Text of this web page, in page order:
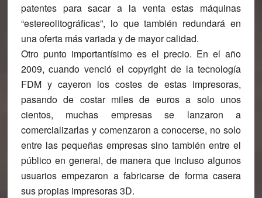
patentes para sacar a la venta estas máquinas
“estereolitográficas”, lo que también redundará en
una oferta más variada y de mayor calidad.
Otro punto importantísimo es el precio. En el año
2009, cuando venció el copyright de la tecnología
FDM y cayeron los costes de estas impresoras,
pasando de costar miles de euros a solo unos
cientos, muchas empresas se lanzaron a
comercializarlas y comenzaron a conocerse, no solo
entre las pequeñas empresas sino también entre el
público en general, de manera que incluso algunos
usuarios empezaron a fabricarse de forma casera
sus propias impresoras 3D.